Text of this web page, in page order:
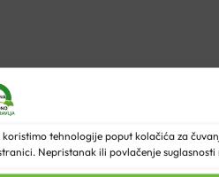
tehnologije poput kolačića za
Nepristanak ili povlačenje